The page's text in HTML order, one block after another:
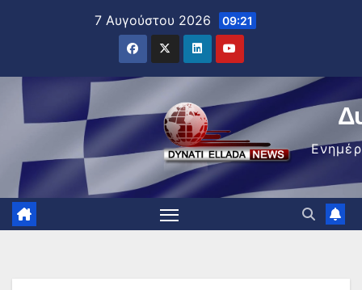
7 Αυγούστου 2026 09:21